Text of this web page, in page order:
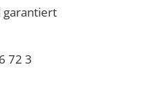
garantiert
72 3